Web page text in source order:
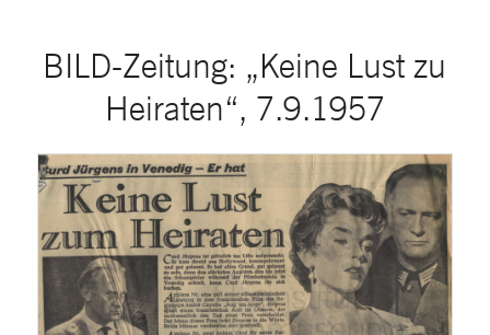
BILD-Zeitung: „Keine Lust zu
Heiraten“, 7.9.1957